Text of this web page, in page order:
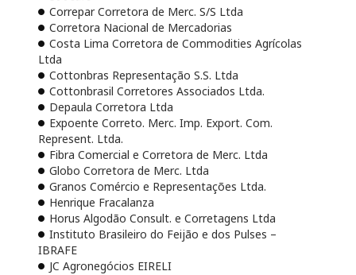
Correpar Corretora de Merc. S/S Ltda
Corretora Nacional de Mercadorias
Costa Lima Corretora de Commodities Agrícolas
Ltda
Cottonbras Representação S.S. Ltda
Cottonbrasil Corretores Associados Ltda.
Depaula Corretora Ltda
Expoente Correto. Merc. Imp. Export. Com.
Represent. Ltda.
Fibra Comercial e Corretora de Merc. Ltda
Globo Corretora de Merc. Ltda
Granos Comércio e Representações Ltda.
Henrique Fracalanza
Horus Algodão Consult. e Corretagens Ltda
Instituto Brasileiro do Feijão e dos Pulses –
IBRAFE
JC Agronegócios EIRELI